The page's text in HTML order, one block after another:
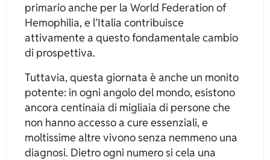
primario anche per la World Federation of
Hemophilia, e l’Italia contribuisce
attivamente a questo fondamentale cambio
di prospettiva.
Tuttavia, questa giornata è anche un monito
potente: in ogni angolo del mondo, esistono
ancora centinaia di migliaia di persone che
non hanno accesso a cure essenziali, e
moltissime altre vivono senza nemmeno una
diagnosi. Dietro ogni numero si cela una